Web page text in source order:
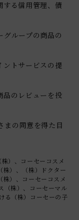
する信用管理、債
グループの商品の
ントサービスの提
品のレビューを投
まの同意を得た目
）、コーセーコスメ
株）、（株）ドクター
株）、コーセーコスメ
（株）、コーセーマル
る（株）コーセーの子